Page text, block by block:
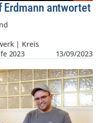
antwortet
| Kreis
2023
13/09/2023